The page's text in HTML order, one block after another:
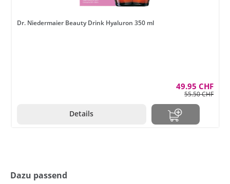
Dr. Niedermaier Beauty Drink Hyaluron 350 ml
49.95 CHF
55.50 CHF
Details
Dazu passend